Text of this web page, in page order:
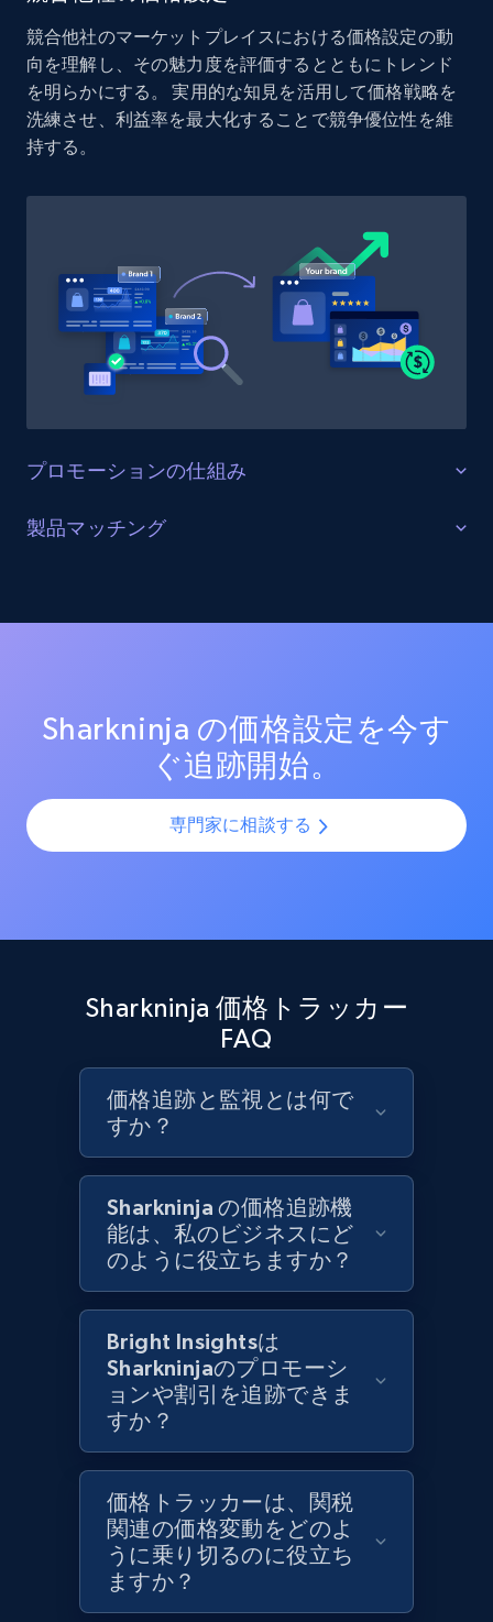
price, and more.
1.9K+ 322+ 今すぐ始める
URL, Product id, Listing inventory id, Title, Rating,
Reviews count shop, Reviews count item, Initial
price, and more.
1.9K+ 322+
Etsy - Collects data from shop's URL
URL, Product id, Listing inventory id, Title, Rating,
Reviews count shop, Reviews count item, Initial
Amazon products search
Asin, URL, Name, Sponsored, Initial price, Final
price, Currency, Sold, and more.
1.6K+ 181+ 今すぐ始める
URL, Product id, Title, Product description,
Rating, Reviews count, Initial price, Discount,
1.3K+ 175+ 今すぐ始める
Target - Gather data on products using
specified keywords
URL, Product id, Title, Product description,
Rating, Reviews count, Initial price, Discount,
and more.
175+ 今すぐ始める
Target - Discover products by category url
URL, Product id, Title, Product description,
Rating, Reviews count, Initial price, Discount,
and more.
競合他社のマーケットプレイスにおける価格設定の動
向を理解し、その魅力度を評価するとともにトレンド
を明らかにする。 実用的な知見を活用して価格戦略を
洗練させ、利益率を最大化することで競争優位性を維
持する。
プロモーションの仕組み
販売を最適化する
測定する。効果的なプロモーション戦術と新興トレン
製品マッチング
SKUやバリエーションを複数チャネルで最適化し、製品
トフォームで一貫性と正確性を確保します。
Sharkninja の価格設定を今す
ぐ追跡開始。
専門家に相談する
Sharkninja 価格トラッカー
FAQ
価格追跡と監視とは何で
すか？
Sharkninja の価格追跡機
能は、私のビジネスにど
のように役立ちますか？
Bright Insightsは
Sharkninjaのプロモーシ
ョンや割引を追跡できま
すか？
価格トラッカーは、関税
関連の価格変動をどのよ
うに乗り切るのに役立ち
ますか？